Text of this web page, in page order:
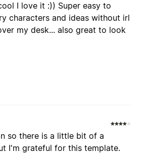
I love it :)) Super easy to
characters and ideas without irl
my desk... also great to look
so there is a little bit of a
I'm grateful for this template.